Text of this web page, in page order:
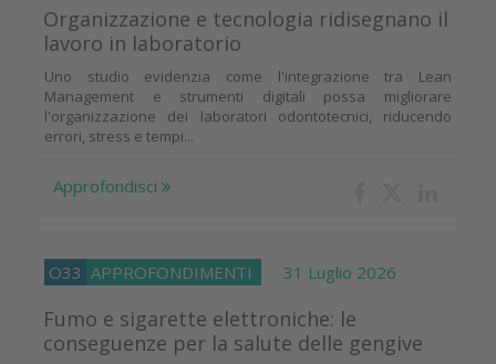
Organizzazione e tecnologia ridisegnano il
lavoro in laboratorio
Uno studio evidenzia come l'integrazione tra Lean
Management e strumenti digitali possa migliorare
l'organizzazione dei laboratori odontotecnici, riducendo
errori, stress e tempi...
Approfondisci
O33 APPROFONDIMENTI 31 Luglio 2026
Fumo e sigarette elettroniche: le
conseguenze per la salute delle gengive